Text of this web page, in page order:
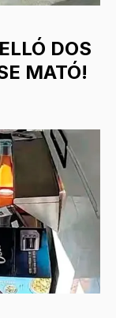
DOS
MATÓ!